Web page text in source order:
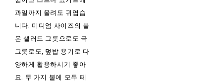
과일까지 올려도 귀엽습
니다. 미디엄 사이즈의 볼
은 샐러드 그릇으로도 국
그릇로도, 덮밥 용기로 다
양하게 활용하시기 좋아
요. 두 가지 볼에 모두 테